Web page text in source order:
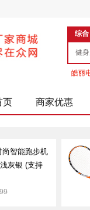
综合
皓丽
页 商家优惠
智能跑步机
灰银 (支持